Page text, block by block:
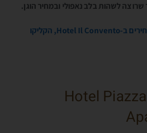
שרוצה לשהות בלב נאפולי ובמחיר הוגן.
לבדיקת זמינות ומחירים ב-Hotel Il Convento, הקליקו
Hotel